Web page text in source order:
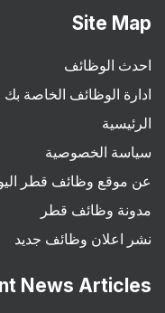
Site Map
احدث الوظائف
ادارة الوظائف الخاصة بك
الرئيسية
سياسة الخصوصية
عن موقع وظائف قطر
مدونة وظائف قطر
نشر اعلان وظائف جديد
News Articles